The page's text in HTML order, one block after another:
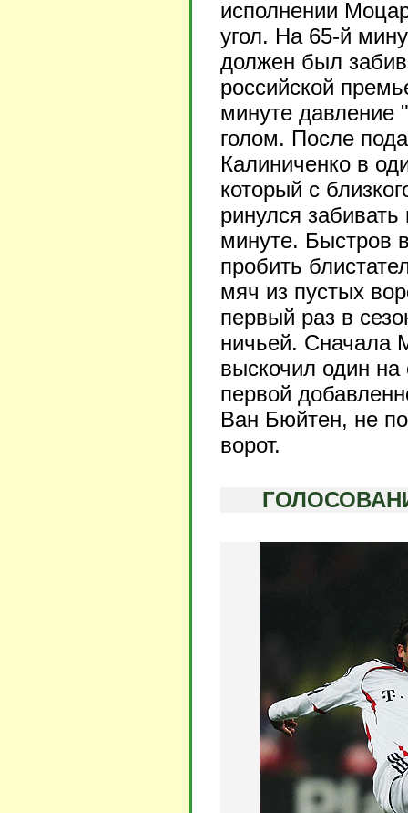
исполнении
угол. На 65-й
должен был
российской
минуте давление
голом. После
Калиниченко в
который с
ринулся
минуте. Быстров
пробить
мяч из пустых
первый раз в
ничьей. Сначала
выскочил один
первой
Ван Бюйтен, не
ворот.